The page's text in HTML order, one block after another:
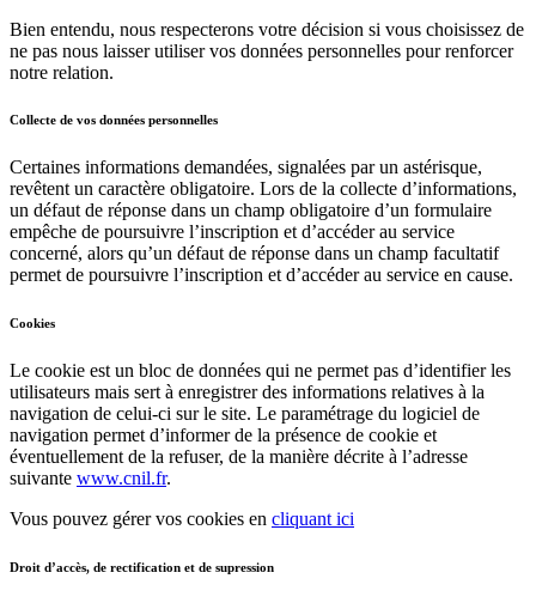
Bien entendu, nous respecterons votre décision si vous choisissez de
ne pas nous laisser utiliser vos données personnelles pour renforcer
notre relation.
Collecte de vos données personnelles
Certaines informations demandées, signalées par un astérisque,
revêtent un caractère obligatoire. Lors de la collecte d’informations,
un défaut de réponse dans un champ obligatoire d’un formulaire
empêche de poursuivre l’inscription et d’accéder au service
concerné, alors qu’un défaut de réponse dans un champ facultatif
permet de poursuivre l’inscription et d’accéder au service en cause.
Cookies
Le cookie est un bloc de données qui ne permet pas d’identifier les
utilisateurs mais sert à enregistrer des informations relatives à la
navigation de celui-ci sur le site. Le paramétrage du logiciel de
navigation permet d’informer de la présence de cookie et
éventuellement de la refuser, de la manière décrite à l’adresse
suivante www.cnil.fr.
Vous pouvez gérer vos cookies en cliquant ici
Droit d’accès, de rectification et de supression